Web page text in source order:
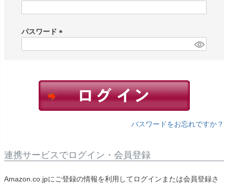
)
パスワード
パスワードをお忘れですか？
連携サービスでログイン・会員登録
Amazon.co.jpにご登録の情報を利用してログインまたは会員登録さ